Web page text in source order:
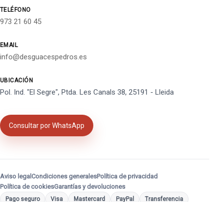
TELÉFONO
973 21 60 45
EMAIL
info@desguacespedros.es
UBICACIÓN
Pol. Ind. "El Segre", Ptda. Les Canals 38, 25191 - Lleida
Consultar por WhatsApp
Aviso legal Condiciones generalesPolítica de privacidad
Política de cookiesGarantías y devoluciones
Pago seguro Visa Mastercard PayPal Transferencia